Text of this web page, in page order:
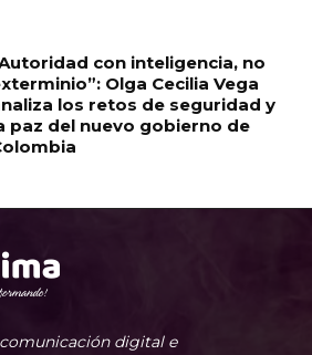
con inteligencia, no
Olga Cecilia Vega
los retos de seguridad y
paz del nuevo gobierno de
digital e